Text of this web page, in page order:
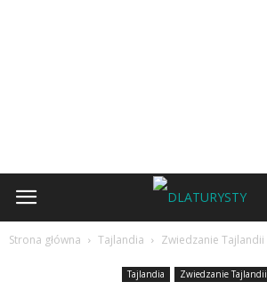
Strona główna Tajlandia Zwiedzanie Tajlandii
Tajlandia Zwiedzanie Tajlandii